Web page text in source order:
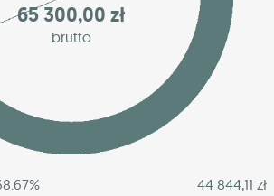
65 300,00 zł
brutto
44 844,11 zł